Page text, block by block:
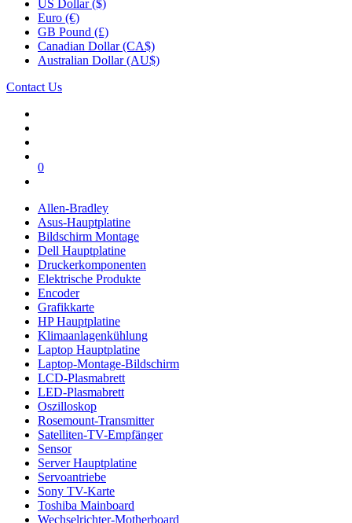
US Dollar ($)
Euro (€)
GB Pound (£)
Canadian Dollar (CA$)
Australian Dollar (AU$)
Contact Us
0
Allen-Bradley
Asus-Hauptplatine
Bildschirm Montage
Dell Hauptplatine
Druckerkomponenten
Elektrische Produkte
Encoder
Grafikkarte
HP Hauptplatine
Klimaanlagenkühlung
Laptop Hauptplatine
Laptop-Montage-Bildschirm
LCD-Plasmabrett
LED-Plasmabrett
Oszilloskop
Rosemount-Transmitter
Satelliten-TV-Empfänger
Sensor
Server Hauptplatine
Servoantriebe
Sony TV-Karte
Toshiba Mainboard
Wechselrichter-Motherboard